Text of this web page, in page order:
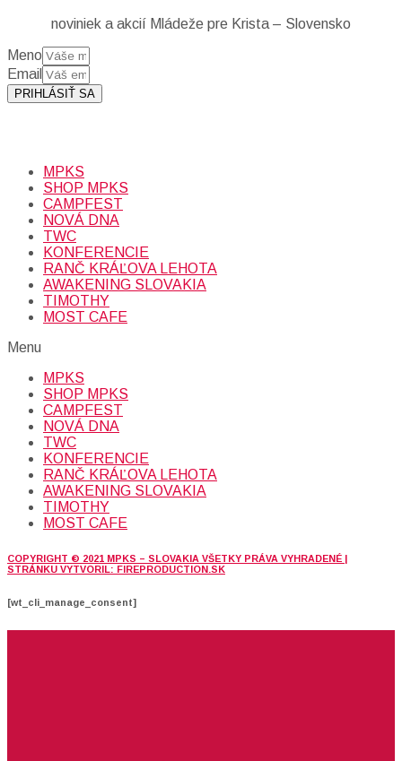
noviniek a akcií Mládeže pre Krista – Slovensko
Meno
Email
PRIHLÁSIŤ SA
MPKS
SHOP MPKS
CAMPFEST
NOVÁ DNA
TWC
KONFERENCIE
RANČ KRÁĽOVA LEHOTA
AWAKENING SLOVAKIA
TIMOTHY
MOST CAFE
Menu
MPKS
SHOP MPKS
CAMPFEST
NOVÁ DNA
TWC
KONFERENCIE
RANČ KRÁĽOVA LEHOTA
AWAKENING SLOVAKIA
TIMOTHY
MOST CAFE
COPYRIGHT © 2021 MPKS – SLOVAKIA VŠETKY PRÁVA VYHRADENÉ |
STRÁNKU VYTVORIL: FIREPRODUCTION.SK
[wt_cli_manage_consent]